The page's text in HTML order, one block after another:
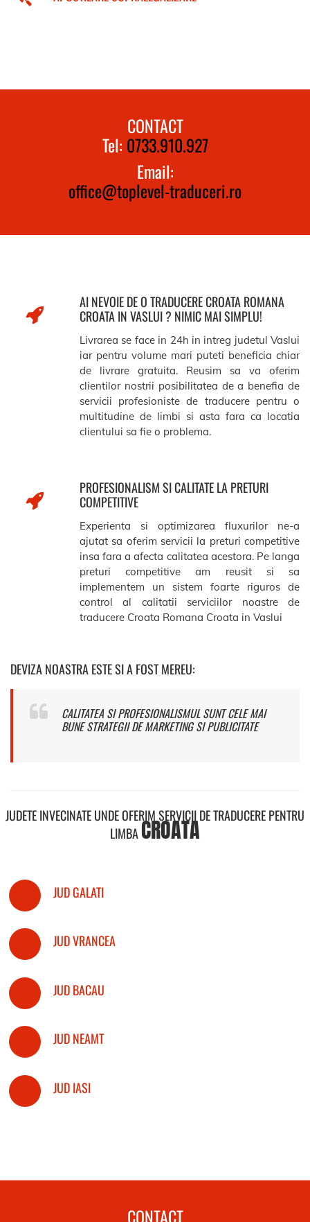
CONTACT
Tel: 0733.910.927
Email:
office@toplevel-traduceri.ro
AI NEVOIE DE O TRADUCERE CROATA ROMANA
CROATA IN VASLUI ? NIMIC MAI SIMPLU!
Livrarea se face in 24h in intreg judetul Vaslui
iar pentru volume mari puteti beneficia chiar
de livrare gratuita. Reusim sa va oferim
clientilor nostrii posibilitatea de a benefia de
servicii profesioniste de traducere pentru o
multitudine de limbi si asta fara ca locatia
clientului sa fie o problema.
PROFESIONALISM SI CALITATE LA PRETURI
COMPETITIVE
Experienta si optimizarea fluxurilor ne-a
ajutat sa oferim servicii la preturi competitive
insa fara a afecta calitatea acestora. Pe langa
preturi competitive am reusit si sa
implementem un sistem foarte riguros de
control al calitatii serviciilor noastre de
traducere Croata Romana Croata in Vaslui
DEVIZA NOASTRA ESTE SI A FOST MEREU:
CALITATEA SI PROFESIONALISMUL SUNT CELE MAI
BUNE STRATEGII DE MARKETING SI PUBLICITATE
JUDETE INVECINATE UNDE OFERIM SERVICII DE TRADUCERE PENTRU
LIMBACROATA
JUD GALATI
JUD VRANCEA
JUD BACAU
JUD NEAMT
JUD IASI
CONTACT